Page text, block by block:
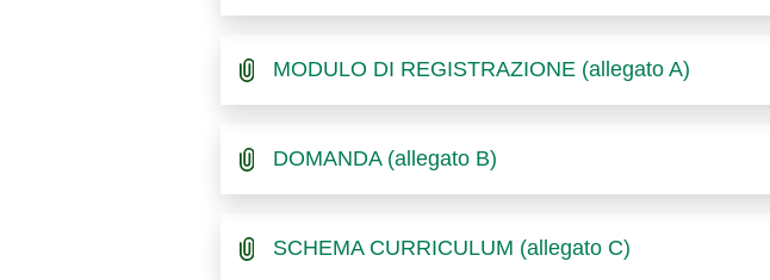
MODULO DI REGISTRAZIONE (allegato A)
DOMANDA (allegato B)
SCHEMA CURRICULUM (allegato C)